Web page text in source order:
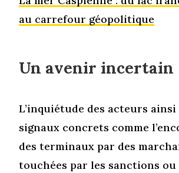
au carrefour géopolitique
Un avenir incertain
L’inquiétude des acteurs ainsi
signaux concrets comme
des terminaux par des
touchées par les sanctions ou